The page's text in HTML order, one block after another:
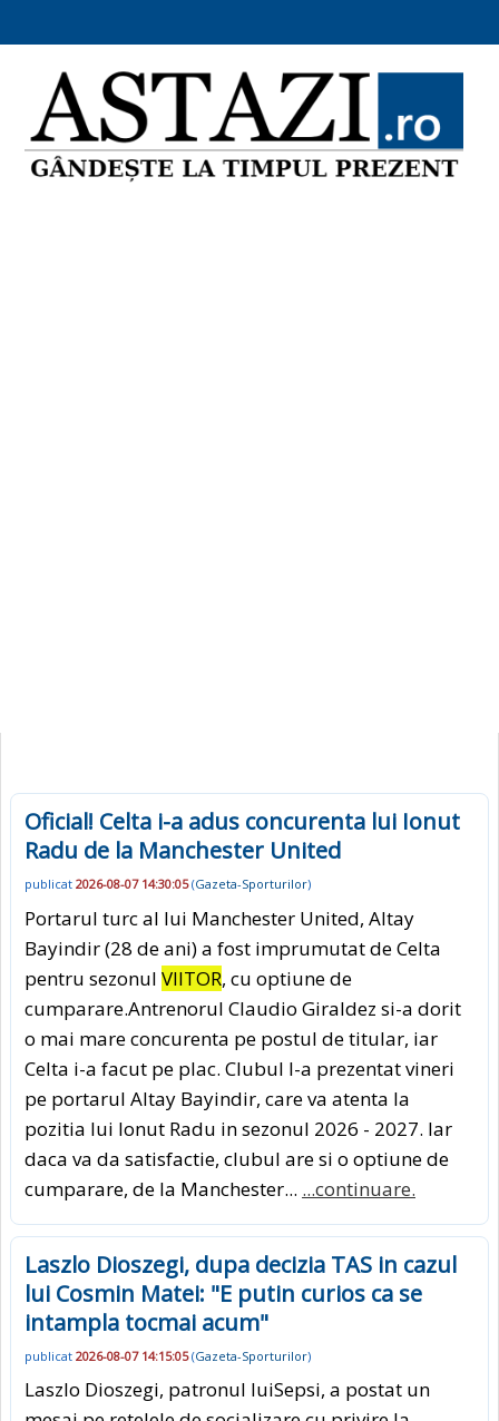
Oficial! Celta i-a adus concurenta lui Ionut
Radu de la Manchester United
publicat 2026-08-07 14:30:05(Gazeta-Sporturilor)
Portarul turc al lui Manchester United, Altay
Bayindir (28 de ani) a fost imprumutat de Celta
pentru sezonul VIITOR, cu optiune de
cumparare.Antrenorul Claudio Giraldez si-a dorit
o mai mare concurenta pe postul de titular, iar
Celta i-a facut pe plac. Clubul l-a prezentat vineri
pe portarul Altay Bayindir, care va atenta la
pozitia lui Ionut Radu in sezonul 2026 - 2027. Iar
daca va da satisfactie, clubul are si o optiune de
cumparare, de la Manchester... ...continuare.
Laszlo Dioszegi, dupa decizia TAS in cazul
lui Cosmin Matei: "E putin curios ca se
intampla tocmai acum"
publicat 2026-08-07 14:15:05(Gazeta-Sporturilor)
Laszlo Dioszegi, patronul luiSepsi, a postat un